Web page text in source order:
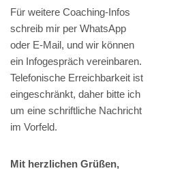
Für weitere Coaching-Infos
schreib mir per WhatsApp
oder E-Mail, und wir können
ein Infogespräch vereinbaren.
Telefonische Erreichbarkeit ist
eingeschränkt, daher bitte ich
um eine schriftliche Nachricht
im Vorfeld.
Mit herzlichen Grüßen,